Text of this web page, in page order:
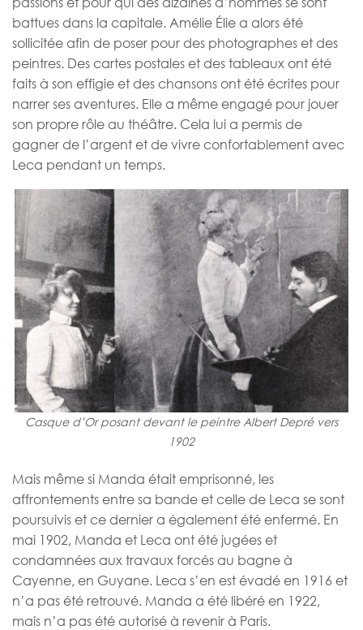
battues dans la capitale. Amélie Élie a alors été
sollicitée afin de poser pour des photographes et des
peintres. Des cartes postales et des tableaux ont été
faits à son effigie et des chansons ont été écrites pour
narrer ses aventures. Elle a même engagé pour jouer
son propre rôle au théâtre. Cela lui a permis de
gagner de l’argent et de vivre confortablement avec
Leca pendant un temps.
Casque d’Or posant devant le peintre Albert Depré vers
1902
Mais même si Manda était emprisonné, les
affrontements entre sa bande et celle de Leca se sont
poursuivis et ce dernier a également été enfermé. En
mai 1902, Manda et Leca ont été jugées et
condamnées aux travaux forcés au bagne à
Cayenne, en Guyane. Leca s’en est évadé en 1916 et
n’a pas été retrouvé. Manda a été libéré en 1922,
mais n’a pas été autorisé à revenir à Paris.